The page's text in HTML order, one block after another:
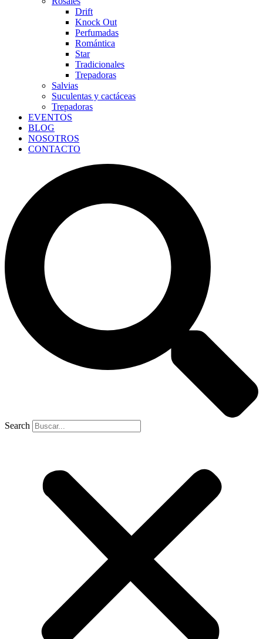
Drift
Knock Out
Perfumadas
Romántica
Star
Tradicionales
Trepadoras
Salvias
Suculentas y cactáceas
Trepadoras
EVENTOS
BLOG
NOSOTROS
CONTACTO
Search